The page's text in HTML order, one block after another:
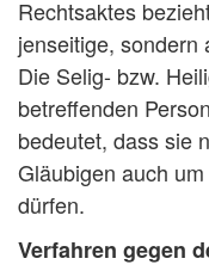
Rechtsaktes
jenseitige, sondern
Die Selig- bzw.
betreffenden
bedeutet, dass sie
Gläubigen auch
dürfen.
Verfahren gegen